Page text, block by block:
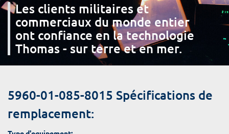
Les clients militaires et
commerciaux du monde entier
ont confiance en la technologie
Thomas - sur terre et en mer.
5960-01-085-8015 Spécifications de
remplacement: